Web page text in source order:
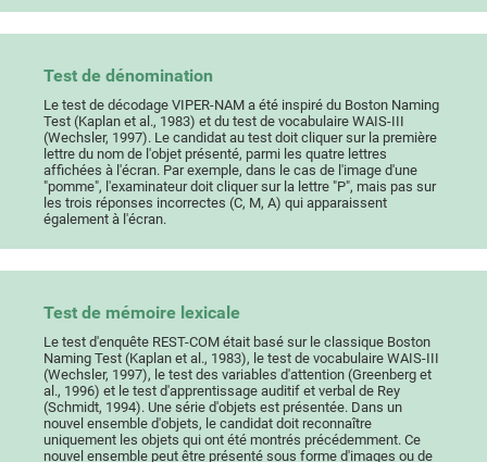
Test de dénomination
Le test de décodage VIPER-NAM a été inspiré du Boston Naming
Test (Kaplan et al., 1983) et du test de vocabulaire WAIS-III
(Wechsler, 1997). Le candidat au test doit cliquer sur la première
lettre du nom de l'objet présenté, parmi les quatre lettres
affichées à l'écran. Par exemple, dans le cas de l'image d'une
"pomme", l'examinateur doit cliquer sur la lettre "P", mais pas sur
les trois réponses incorrectes (C, M, A) qui apparaissent
également à l'écran.
Test de mémoire lexicale
Le test d'enquête REST-COM était basé sur le classique Boston
Naming Test (Kaplan et al., 1983), le test de vocabulaire WAIS-III
(Wechsler, 1997), le test des variables d'attention (Greenberg et
al., 1996) et le test d'apprentissage auditif et verbal de Rey
(Schmidt, 1994). Une série d'objets est présentée. Dans un
nouvel ensemble d'objets, le candidat doit reconnaître
uniquement les objets qui ont été montrés précédemment. Ce
nouvel ensemble peut être présenté sous forme d'images ou de